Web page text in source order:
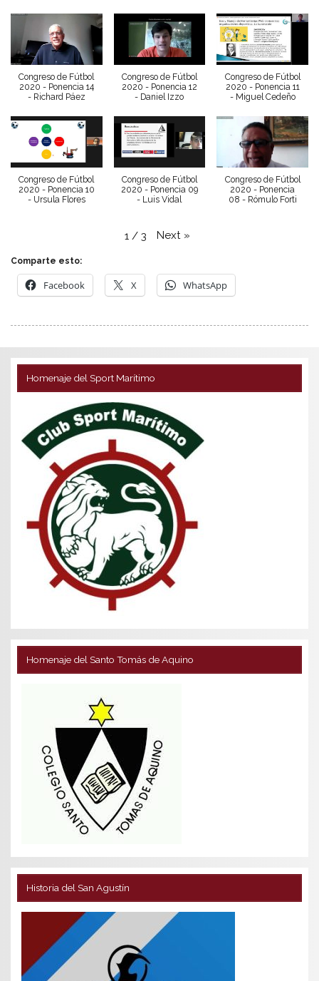
Congreso de Fútbol
2020 - Ponencia 14
- Richard Páez
Congreso de Fútbol
2020 - Ponencia 12
- Daniel Izzo
Congreso de Fútbol
2020 - Ponencia 11
- Miguel Cedeño
Congreso de Fútbol
2020 - Ponencia 10
- Ursula Flores
Congreso de Fútbol
2020 - Ponencia 09
- Luis Vidal
Congreso de Fútbol
2020 - Ponencia
08 - Rómulo Forti
1 / 3 Next »
Comparte esto:
Facebook X WhatsApp
Homenaje del Sport Marítimo
Homenaje del Santo Tomás de Aquino
Historia del San Agustín